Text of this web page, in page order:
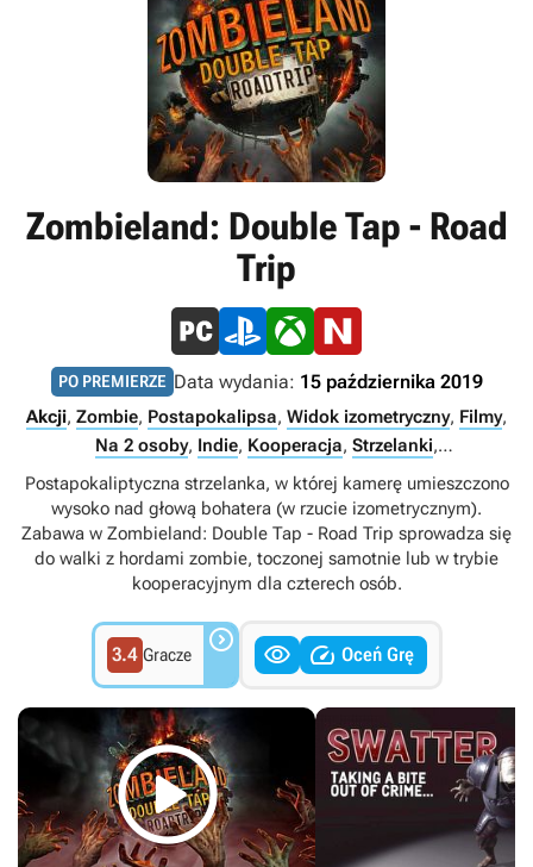
Zombieland: Double Tap - Road
Trip
PO PREMIERZE Data wydania: 15 października 2019
Akcji, Zombie, Postapokalipsa, Widok izometryczny, Filmy,
Na 2 osoby, Indie, Kooperacja, Strzelanki,
Podzielony/wspólny ekran
Multiplayer Singleplayer
Internet
Postapokaliptyczna strzelanka, w której kamerę umieszczono
wysoko nad głową bohatera (w rzucie izometrycznym).
Zabawa w Zombieland: Double Tap - Road Trip sprowadza się
do walki z hordami zombie, toczonej samotnie lub w trybie
kooperacyjnym dla czterech osób.
3.4 Gracze    Oceń Grę
